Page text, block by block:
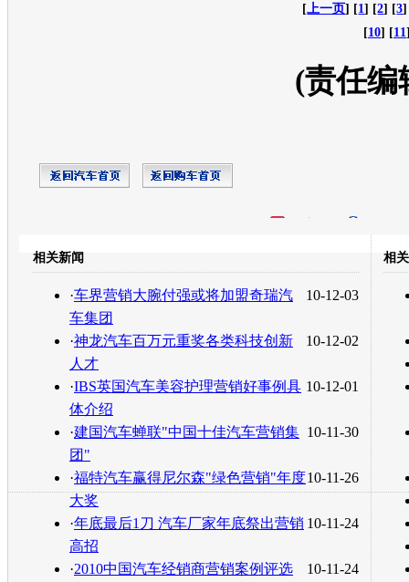
[ 上一页] [1] [2] [3
[10] [11
(责任编
转发至：
相关新闻
10-12-03
·车界营销大腕付强或将加盟奇瑞汽
车集团
10-12-02
·神龙汽车百万元重奖各类科技创新
人才
10-12-01
·IBS英国汽车美容护理营销好事例具
体介绍
10-11-30
·建国汽车蝉联"中国十佳汽车营销集
团"
10-11-26
·福特汽车赢得尼尔森"绿色营销"年度
大奖
10-11-24
·年底最后1刀 汽车厂家年底祭出营销
高招
10-11-24
·2010中国汽车经销商营销案例评选
相